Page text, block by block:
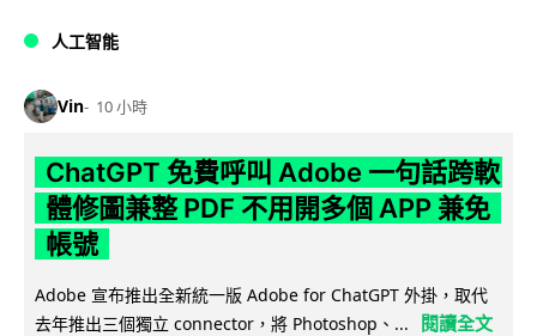
人工智能
Vin 10 小時
ChatGPT 免費呼叫 Adobe 一句話跨軟
體修圖兼整 PDF 不用開多個 APP 兼免
帳號
Adobe 宣布推出全新統一版 Adobe for ChatGPT 外掛，取代
去年推出三個獨立 connector，將 Photoshop、...
閱讀全文